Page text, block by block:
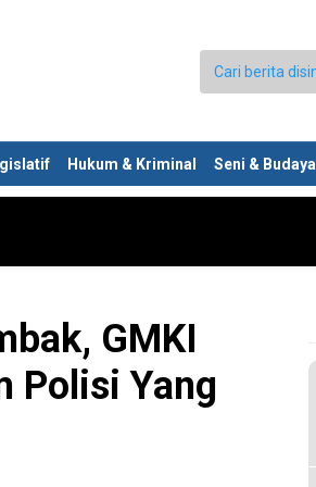
Hukum & Kriminal Seni & Budaya
GMKI
Polisi Yang